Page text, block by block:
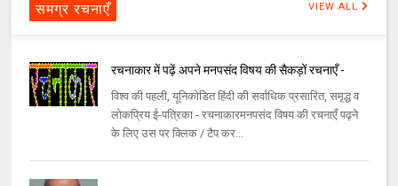
समग्र रचनाएँ VIEW ALL
रचनाकार में पढ़ें अपने मनपसंद विषय की सैकड़ों रचनाएँ -
विश्व की पहली, यूनिकोडित हिंदी की सर्वाधिक प्रसारित, समृद्ध व
लोकप्रिय ई-पत्रिका - रचनाकारमनपसंद विषय की रचनाएँ पढ़ने
के लिए उस पर क्लिक / टैप कर...